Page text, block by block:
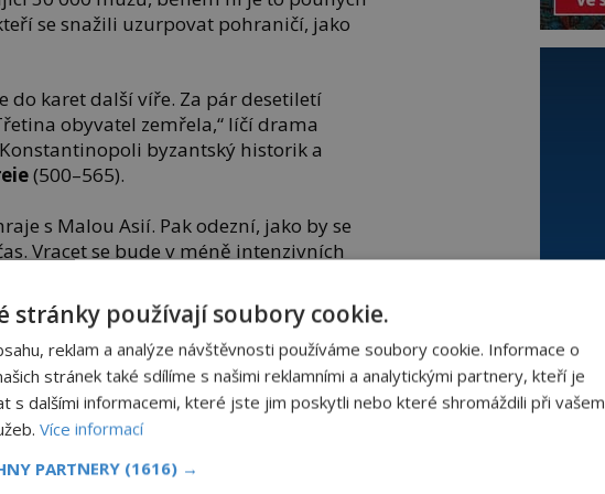
se snažili uzurpovat pohraničí, jako
do karet další víře. Za pár desetiletí
obyvatel zemřela,“ líčí drama
byzantský historik a
(500–565).
s Malou Asií. Pak odezní, jako by se
Vracet se bude v méně intenzivních
sedmého století pandemie
považovat až polovinu osmého
wikipaintings.com
SDÍLEJTE ČLÁNEK
stránky používají soubory cookie.
reklam a analýze návštěvnosti používáme soubory cookie. Informace o
stránek také sdílíme s našimi reklamními a analytickými partnery, kteří je
s dalšími informacemi, které jste jim poskytli nebo které shromáždili při vašem
Více informací
PARTNERY (1616) →